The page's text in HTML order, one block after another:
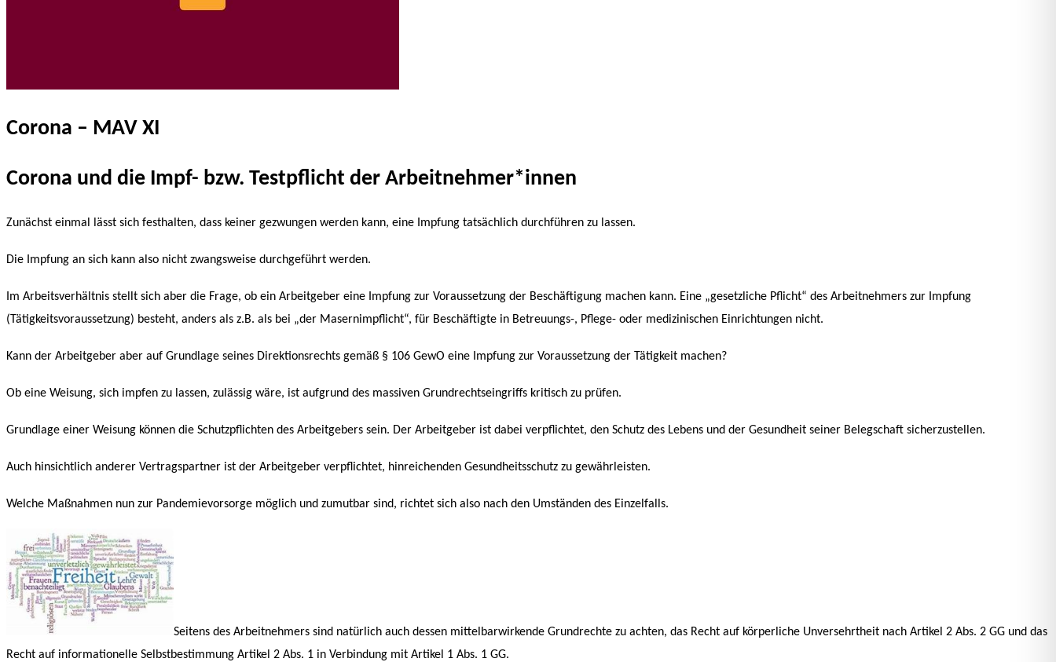
Corona – MAV XI
Corona und die Impf- bzw. Testpflicht der Arbeitnehmer*innen
Zunächst einmal lässt sich festhalten, dass keiner gezwungen werden kann, eine Impfung tatsächlich durchführen zu lassen.
Die Impfung an sich kann also nicht zwangsweise durchgeführt werden.
Im Arbeitsverhältnis stellt sich aber die Frage, ob ein Arbeitgeber eine Impfung zur Voraussetzung der Beschäftigung machen kann. Eine „gesetzliche Pflicht“ des Arbeitnehmers zur Impfung
(Tätigkeitsvoraussetzung) besteht, anders als z.B. als bei „der Masernimpflicht“, für Beschäftigte in Betreuungs-, Pflege- oder medizinischen Einrichtungen nicht.
Kann der Arbeitgeber aber auf Grundlage seines Direktionsrechts gemäß § 106 GewO eine Impfung zur Voraussetzung der Tätigkeit machen?
Ob eine Weisung, sich impfen zu lassen, zulässig wäre, ist aufgrund des massiven Grundrechtseingriffs kritisch zu prüfen.
Grundlage einer Weisung können die Schutzpflichten des Arbeitgebers sein. Der Arbeitgeber ist dabei verpflichtet, den Schutz des Lebens und der Gesundheit seiner Belegschaft sicherzustellen.
Auch hinsichtlich anderer Vertragspartner ist der Arbeitgeber verpflichtet, hinreichenden Gesundheitsschutz zu gewährleisten.
Welche Maßnahmen nun zur Pandemievorsorge möglich und zumutbar sind, richtet sich also nach den Umständen des Einzelfalls.
Seitens des Arbeitnehmers sind natürlich auch dessen mittelbarwirkende Grundrechte zu achten, das Recht auf körperliche Unversehrtheit nach Artikel 2 Abs. 2 GG und das
Recht auf informationelle Selbstbestimmung Artikel 2 Abs. 1 in Verbindung mit Artikel 1 Abs. 1 GG.